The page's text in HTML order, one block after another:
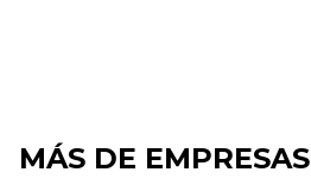
MÁS DE EMPRESAS